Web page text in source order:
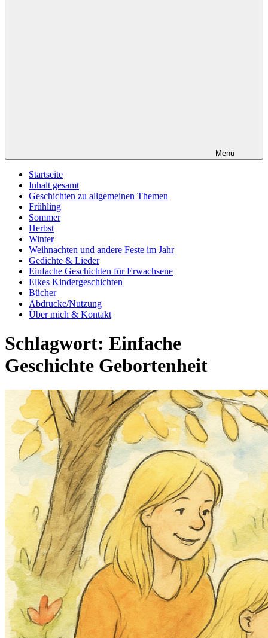
Menü
Startseite
Inhalt gesamt
Geschichten zu allgemeinen Themen
Frühling
Sommer
Herbst
Winter
Weihnachten und andere Feste im Jahr
Gedichte & Lieder
Einfache Geschichten für Erwachsene
Elkes Kindergeschichten
Bücher
Abdrucke/Nutzung
Über mich & Kontakt
Schlagwort: Einfache
Geschichte Gebortenheit